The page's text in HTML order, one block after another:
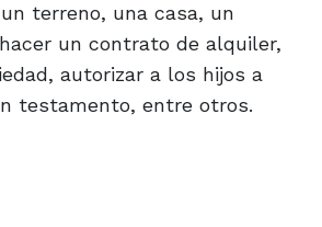
terreno, una casa, un
un contrato de alquiler,
autorizar a los hijos a
testamento, entre otros.